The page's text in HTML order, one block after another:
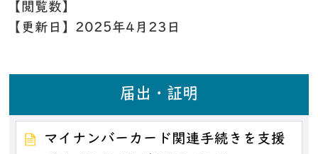
【閲覧数】
【更新日】 2025年4月23日
届出・証明
マイナンバーカード関連手続きを支援